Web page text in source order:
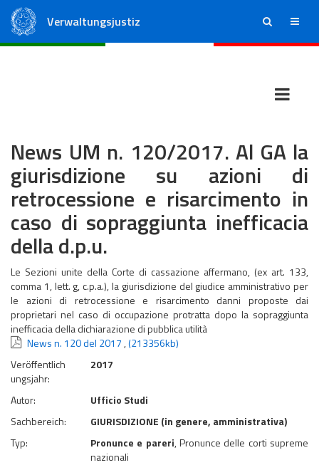
Verwaltungsjustiz ricerca menu
News UM n. 120/2017. Al GA la
giurisdizione su azioni di
retrocessione e risarcimento in
caso di sopraggiunta inefficacia
della d.p.u.
Le Sezioni unite della Corte di cassazione affermano, (ex art. 133,
comma 1, lett. g, c.p.a.), la giurisdizione del giudice amministrativo per
le azioni di retrocessione e risarcimento danni proposte dai
proprietari nel caso di occupazione protratta dopo la sopraggiunta
inefficacia della dichiarazione di pubblica utilità
News n. 120 del 2017 ,(213356kb)
Veröffentlich
ungsjahr:
2017
Autor:
Ufficio Studi
Sachbereich:
GIURISDIZIONE (in genere, amministrativa)
Typ:
Pronunce e pareri, Pronunce delle corti supreme
nazionali